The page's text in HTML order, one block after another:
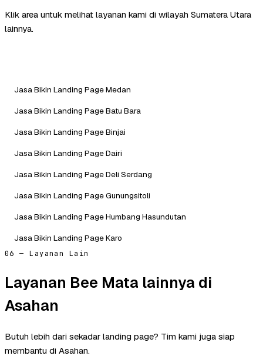
Klik area untuk melihat layanan kami di wilayah Sumatera Utara
lainnya.
Jasa Bikin Landing Page Medan
Jasa Bikin Landing Page Batu Bara
Jasa Bikin Landing Page Binjai
Jasa Bikin Landing Page Dairi
Jasa Bikin Landing Page Deli Serdang
Jasa Bikin Landing Page Gunungsitoli
Jasa Bikin Landing Page Humbang Hasundutan
Jasa Bikin Landing Page Karo
06 — Layanan Lain
Layanan Bee Mata lainnya di
Asahan
Butuh lebih dari sekadar landing page? Tim kami juga siap
membantu di Asahan.